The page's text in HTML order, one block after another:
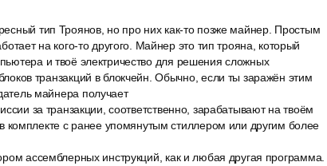
тип Троянов, но про них как-то позже майнер. Простым
на кого-то другого. Майнер это тип трояна, который
и твоё электричество для решения сложных
транзакций в блокчейн. Обычно, если ты заражён этим
майнера получает
за транзакции, соответственно, зарабатывают на твоём
комплекте с ранее упомянутым стиллером или другим более
ассемблерных инструкций, как и любая другая программа.